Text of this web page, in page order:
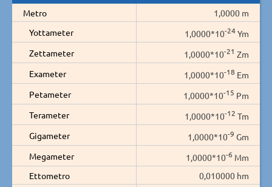
Metro
1,0000 m
Yottameter
1,0000*10-24Ym
Zettameter
1,0000*10-21 Zm
Exameter
1,0000*10-18 Em
Petameter
1,0000*10-15 Pm
Terameter
1,0000*10-12 Tm
Gigameter
1,0000*10-9 Gm
Megameter
1,0000*10-6 Mm
Ettometro
0,010000 hm